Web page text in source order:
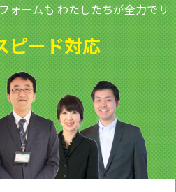
ォームもわたしたちが全力でサ
ピード対応